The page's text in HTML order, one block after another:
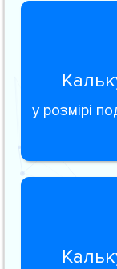
у розмірі